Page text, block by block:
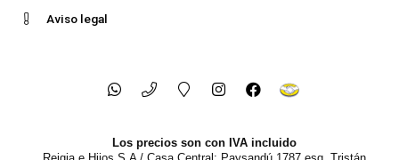
Aviso legal
Los precios son con IVA incluido